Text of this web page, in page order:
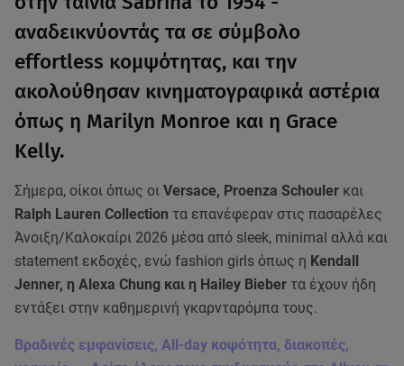
αναδεικνύοντάς τα σε σύμβολο
effortless κομψότητας, και την
ακολούθησαν κινηματογραφικά αστέρια
όπως η Marilyn Monroe και η Grace
Kelly.
Σήμερα, οίκοι όπως οι Versace, Proenza Schouler και
Ralph Lauren Collection τα επανέφεραν στις πασαρέλες
Άνοιξη/Καλοκαίρι 2026 μέσα από sleek, minimal αλλά και
statement εκδοχές, ενώ fashion girls όπως η Kendall
Jenner, η Alexa Chung και η Hailey Bieber τα έχουν ήδη
εντάξει στην καθημερινή γκαρνταρόμπα τους.
Βραδινές εμφανίσεις, All-day κοψότητα, διακοπές,